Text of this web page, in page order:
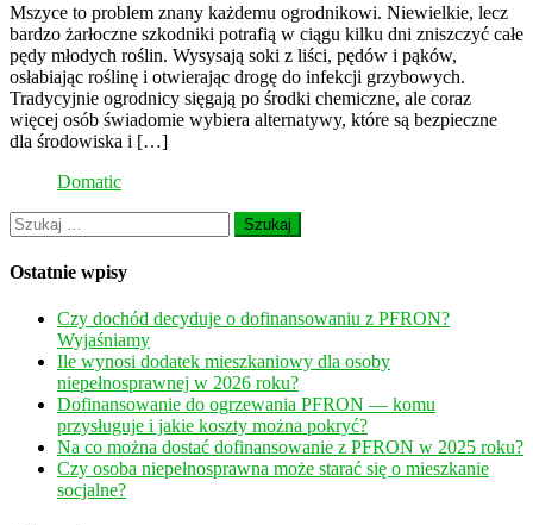
oprysk
z
wrotyczu
na
mszyce?
Mszyce to problem znany każdemu ogrodnikowi. Niewielkie, lecz
bardzo żarłoczne szkodniki potrafią w ciągu kilku dni zniszczyć całe
pędy młodych roślin. Wysysają soki z liści, pędów i pąków,
osłabiając roślinę i otwierając drogę do infekcji grzybowych.
Tradycyjnie ogrodnicy sięgają po środki chemiczne, ale coraz
więcej osób świadomie wybiera alternatywy, które są bezpieczne
dla środowiska i […]
Domatic
Szukaj:
Ostatnie wpisy
Czy dochód decyduje o dofinansowaniu z PFRON?
Wyjaśniamy
Ile wynosi dodatek mieszkaniowy dla osoby
niepełnosprawnej w 2026 roku?
Dofinansowanie do ogrzewania PFRON — komu
przysługuje i jakie koszty można pokryć?
Na co można dostać dofinansowanie z PFRON w 2025 roku?
Czy osoba niepełnosprawna może starać się o mieszkanie
socjalne?